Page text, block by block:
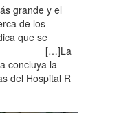
grande y el
de los
que se
concluya la
del Hospital R